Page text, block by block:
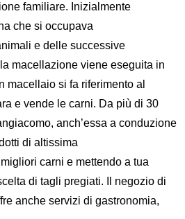
familiare. Inizialmente
che si occupava
e delle successive
la macellazione viene eseguita in
macellaio si fa riferimento al
e vende le carni. Da più di 30
, anch’essa a conduzione
di altissima
migliori carni e mettendo a tua
di tagli pregiati.
Il negozio di
anche servizi di gastronomia,